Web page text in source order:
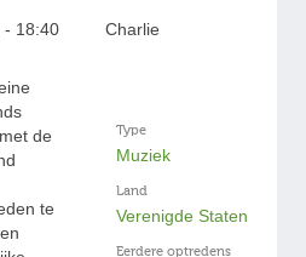
- 18:40 Charlie
Type
Muziek
Land
Verenigde Staten
Eerdere optredens
de
te